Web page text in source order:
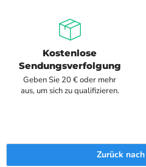
Kostenlose
Sendungsverfolgung
Geben Sie 20 € oder mehr
aus, um sich zu qualifizieren.
Zurück